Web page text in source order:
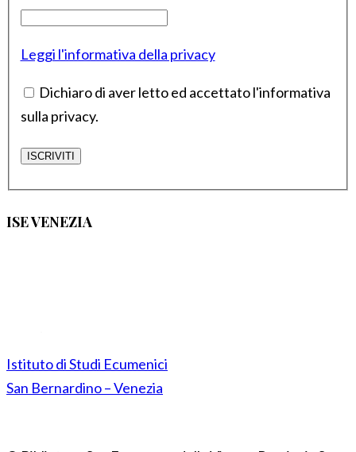
Leggi l'informativa della privacy
Dichiaro di aver letto ed accettato l'informativa
sulla privacy.
ISE VENEZIA
Istituto di Studi Ecumenici
San Bernardino – Venezia